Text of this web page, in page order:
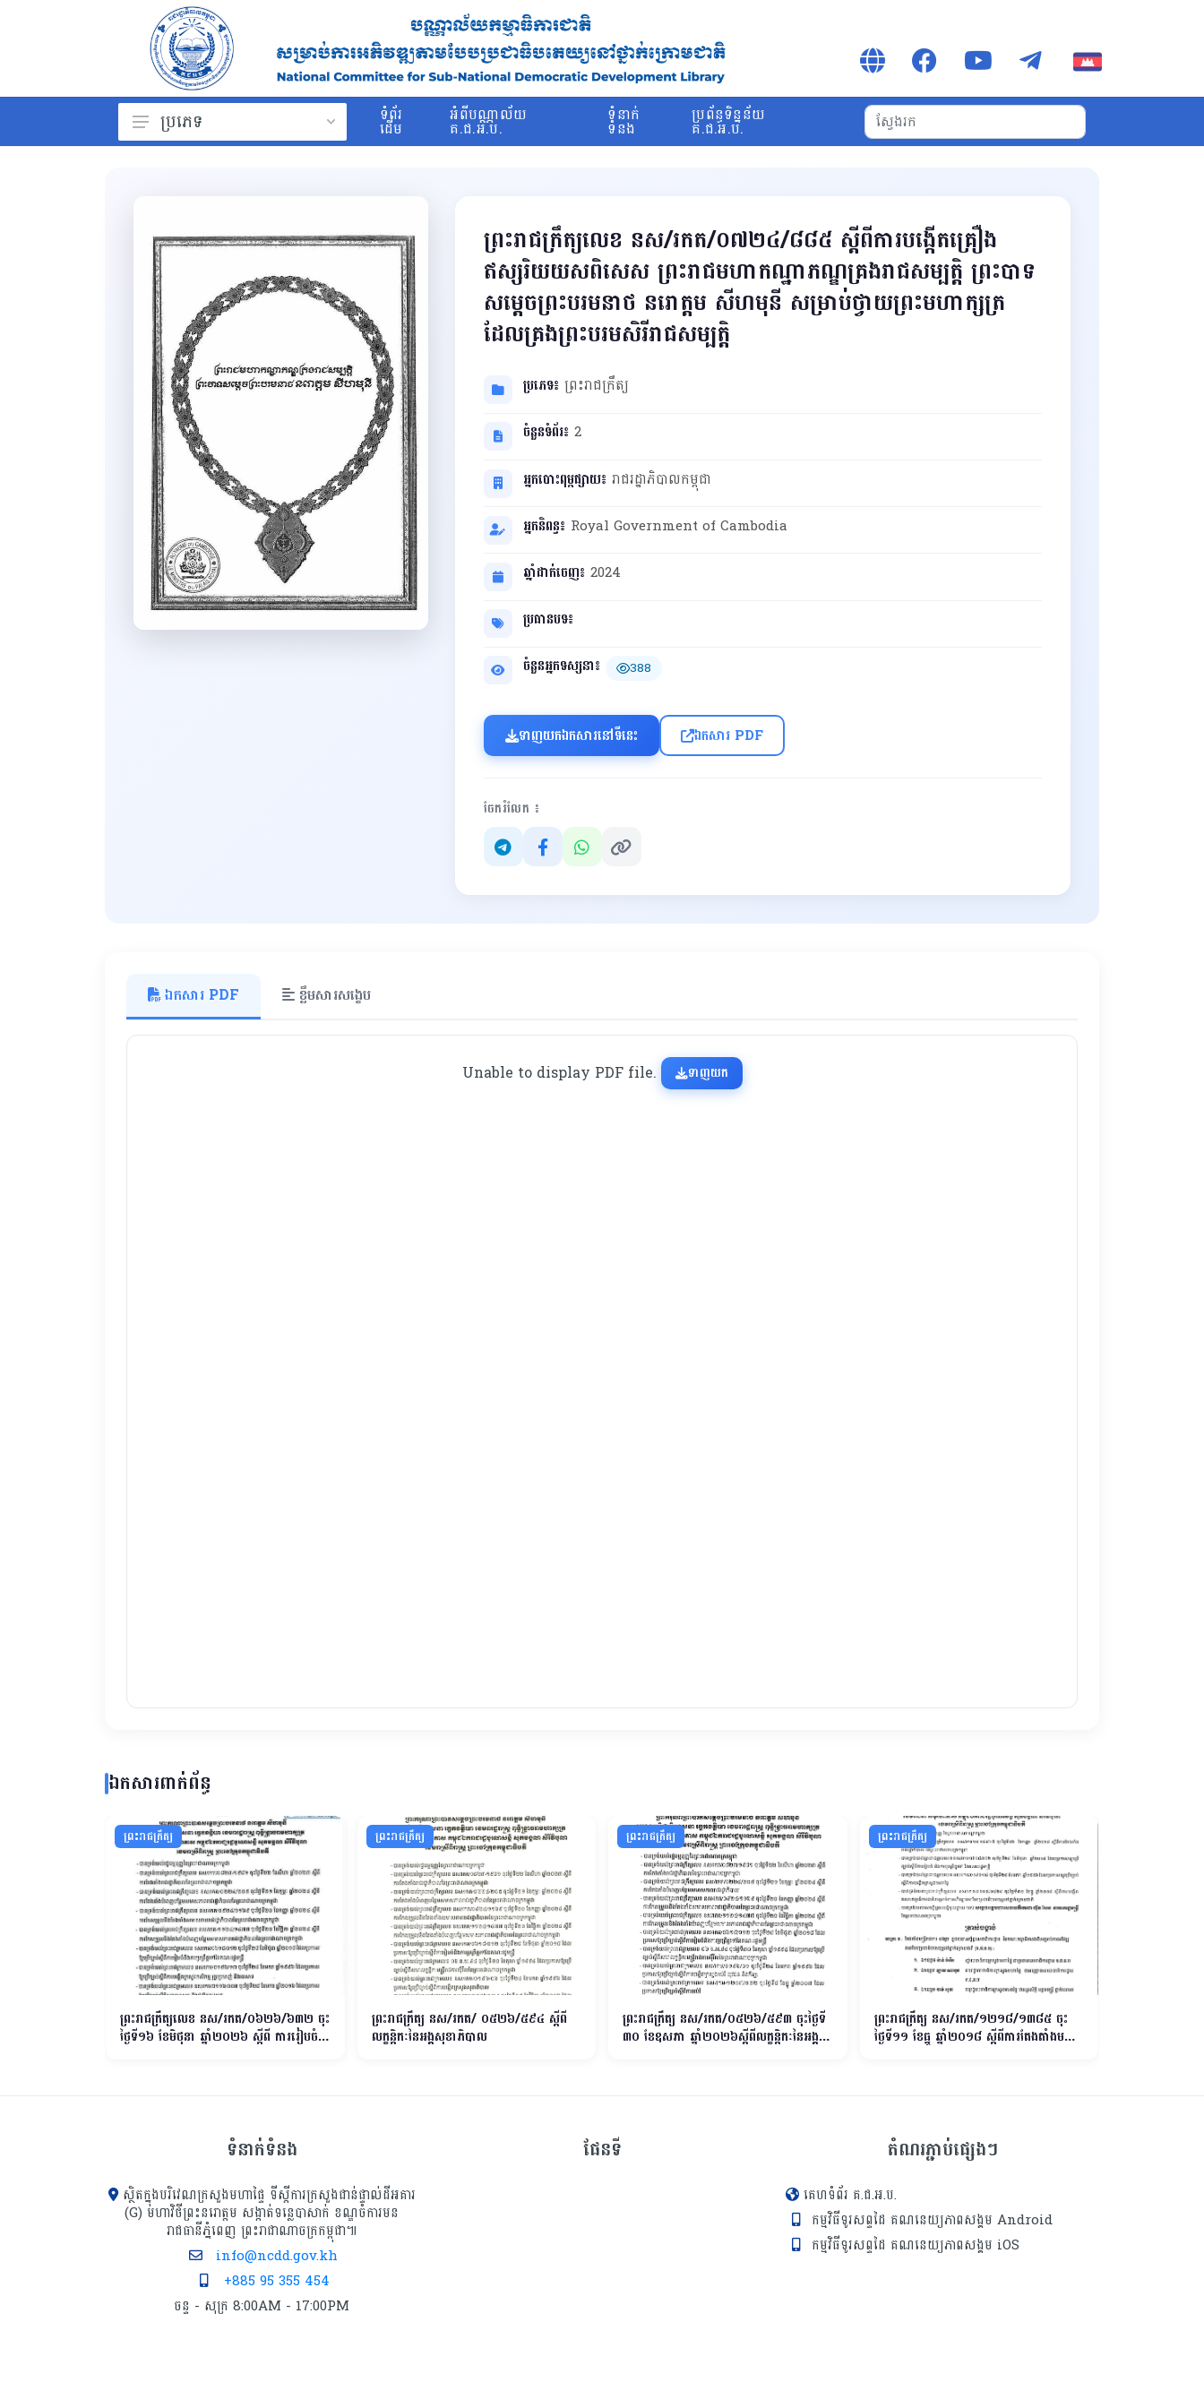
ព្រះរាជក្រឹត្យ
អនុក្រឹត្យ
សារាចរ
ប្រកាស
សេចក្ដីណែនាំ
សេចក្ដីសម្រេច
ដីកា
លិខិត
ទម្រង់លិខិតលេខាធិការដ្ឋាន
គ.ជ.អ.ប.
សៀវភៅ
របាយការណ៍
ទូទៅ
ប្រភេទ ទំព័រ
ដើម
អំពីបណ្ណាល័យ
គ.ជ.អ.ប.
ទំនាក់
ទំនង
ប្រព័ន្ធទិន្នន័យ
គ.ជ.អ.ប.
ព្រះរាជក្រឹត្យលេខ នស/រកត/០៧២៤/៨៨៥ ស្ដីពីការបង្កើតគ្រឿង
ឥស្សរិយយសពិសេស ព្រះរាជមហាកណ្ឋាភណ្ឌគ្រងរាជសម្បត្តិ ព្រះបាទ
សម្តេចព្រះបរមនាថ នរោត្តម សីហមុនី សម្រាប់ថ្វាយព្រះមហាក្សត្រ
ដែលគ្រងព្រះបរមសិរីរាជសម្បត្ដិ
ប្រភេទ៖ ព្រះរាជក្រឹត្យ
ចំនួនទំព័រ៖ 2
អ្នកបោះពុម្ពផ្សាយ៖ រាជរដ្ឋាភិបាលកម្ពុជា
អ្នកនិពន្ធ៖ Royal Government of Cambodia
ឆ្នាំដាក់ចេញ៖ 2024
ប្រធានបទ៖
ចំនួនអ្នកទស្សនា៖
388
ទាញយកឯកសារនៅទីនេះ ឯកសារ PDF
ចែករំលែក ៖
ឯកសារ PDF ខ្លឹមសារសង្ខេប
Unable to display PDF file. ទាញយក
ឯកសារពាក់ព័ន្ធ
ព្រះរាជក្រឹត្យ
ព្រះរាជក្រឹត្យលេខ នស/រកត/០៦២៦/៦៣២ ចុះ
ថ្ងៃទី១៦ ខែមិថុនា​ ឆ្នាំ២០២៦ ស្តីពី ការរៀបចំ
ព្រះរាជក្រឹត្យ
ព្រះរាជក្រឹត្យ នស/រកត/ ០៥២៦/៥៩៤ ស្តីពី
លក្ខន្តិកៈនៃអង្គសុខាភិបាល
ព្រះរាជក្រឹត្យ
ព្រះរាជក្រឹត្យ នស/រកត/០៥២៦/៥៩៣ ចុះថ្ងៃទី
៣០ ខែឧសភា ឆ្នាំ២០២៦ស្តីពីលក្ខន្តិកៈនៃអង្គគ្រូ
ព្រះរាជក្រឹត្យ
ព្រះរាជក្រឹត្យ នស/រកត/១២១៨/១៣៨៥ ចុះ
ថ្ងៃទី១១ ខែធ្នូ ឆ្នាំ២០១៨ ស្តីពីការតែងតាំងមន្ត្រី
ទំនាក់ទំនង
ស្ថិតក្នុងបរិវេណក្រសួងមហាផ្ទៃ ទីស្ដីការក្រសួង​ជាន់ផ្ទាល់ដីអគារ
(G) មហាវិថីព្រះនរោត្តម សង្កាត់ទន្លេបាសាក់ ខណ្ឌចំការមន
រាជធានីភ្នំពេញ ព្រះរាជាណាចក្រកម្ពុជា៕
info@ncdd.gov.kh
+885 95 355 454
ចន្ទ - សុក្រ 8:00AM - 17:00PM
ផែនទី តំណរភ្ជាប់ផ្សេងៗ
គេហទំព័រ គ.ជ.អ.ប.
កម្មវិធីទូរសព្ទដៃ គណនេយ្យភាពសង្គម Android
កម្មវិធីទូរសព្ទដៃ គណនេយ្យភាពសង្គម iOS